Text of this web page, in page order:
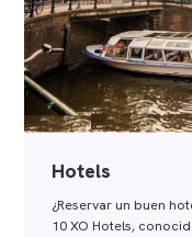
Hotels
¿Reservar un buen
10 XO Hotels,